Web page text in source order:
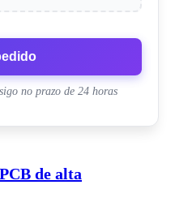
no prazo de 24 horas
de alta